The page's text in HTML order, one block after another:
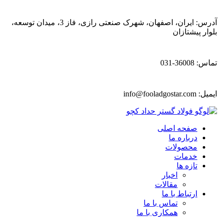
آدرس: ایران، اصفهان، شهرک صنعتی رازی، فاز 3، میدان توسعه،
بلوار پیشتازان
تماس: 36008-031
ایمیل: info@fooladgostar.com
صفحه اصلی
درباره ما
محصولات
خدمات
تازه ها
اخبار
مقالات
ارتباط با ما
تماس با ما
همکاری با ما